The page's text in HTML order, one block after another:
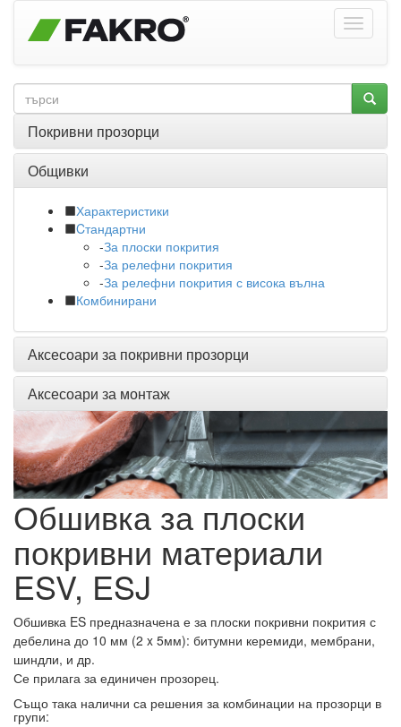
Покривни прозорци
Общивки
Характеристики
Cтандартни
-За плоски покрития
-За релефни покрития
-За релефни покрития с висока вълна
Комбинирани
Аксесоари за покривни прозорци
Аксесоари за монтаж
Обшивка за плоски
покривни материали
ESV, ESJ
Обшивка ES предназначена е за плоски покривни покрития с
дебелина до 10 мм (2 x 5мм): битумни керемиди, мембрани,
шиндли, и др.
Се прилага за единичен прозорец.
Също така налични са решения за комбинации на прозорци в
групи: